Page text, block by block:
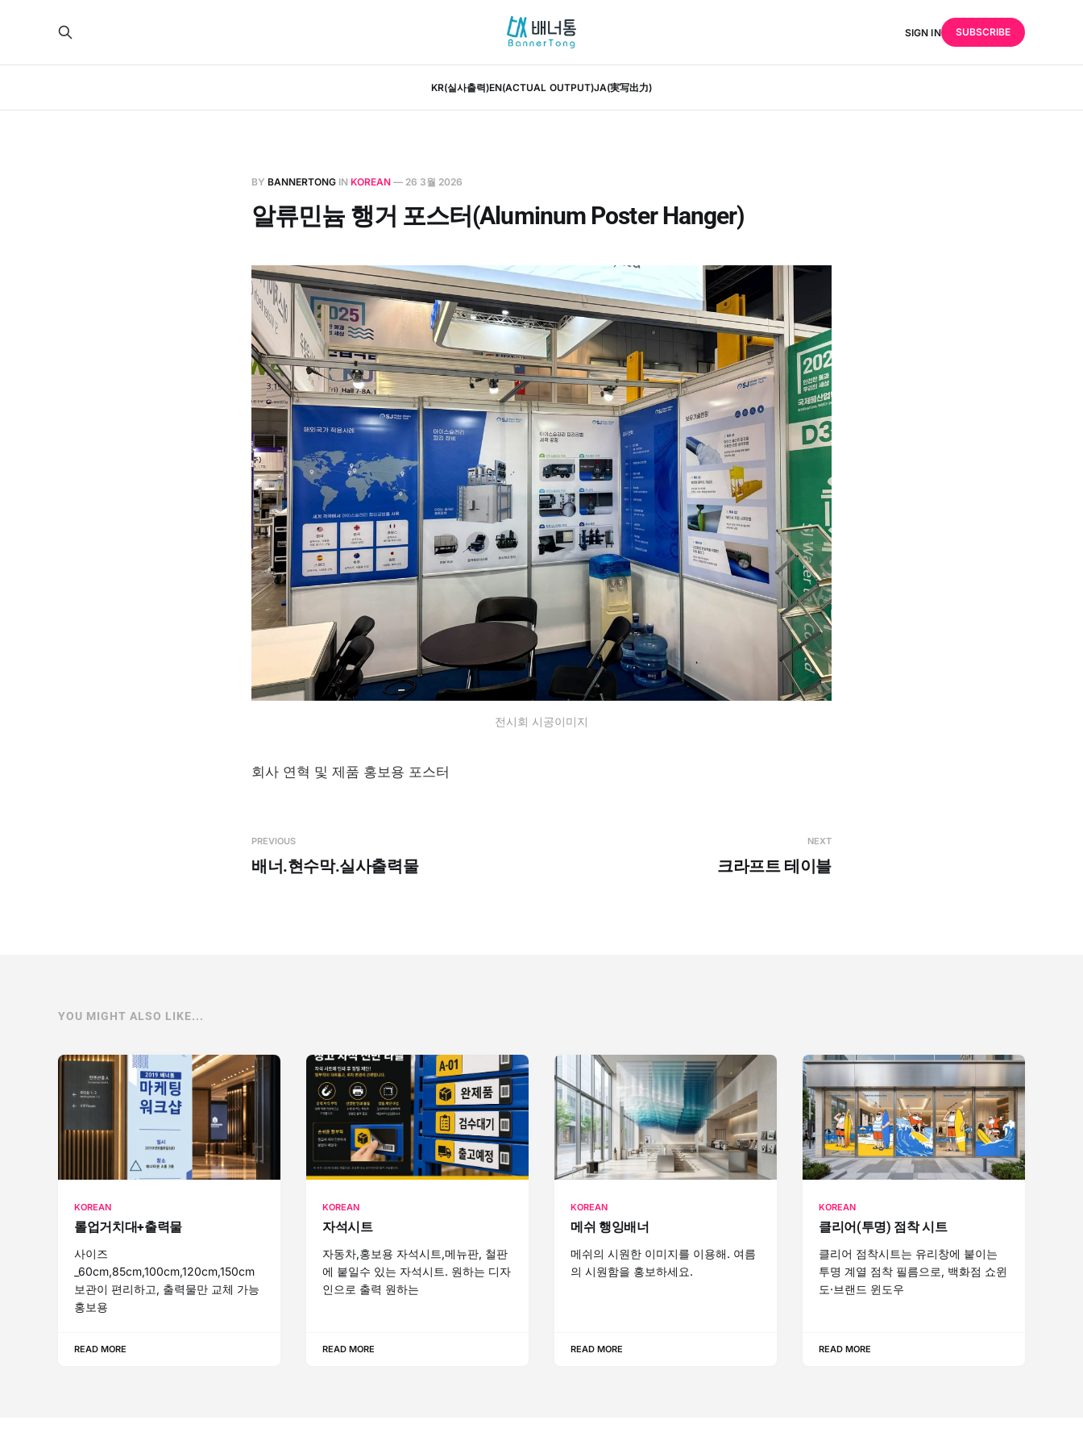
KR(실사출력)EN(ACTUAL OUTPUT)JA(実写出力)
SIGN IN SUBSCRIBE
BY BANNERTONG IN KOREAN — 26 3월 2026
알류민늄 행거 포스터(Aluminum Poster Hanger)
전시회 시공이미지
회사 연혁 및 제품 홍보용 포스터
PREVIOUS
배너.현수막.실사출력물
NEXT
크라프트 테이블
YOU MIGHT ALSO LIKE...
KOREAN
롤업거치대+출력물
사이즈
_60cm,85cm,100cm,120cm,150cm
보관이 편리하고, 출력물만 교체 가능
홍보용
READ MORE
KOREAN
자석시트
자동차,홍보용 자석시트,메뉴판, 철판
에 붙일수 있는 자석시트. 원하는 디자
인으로 출력 원하는
READ MORE
KOREAN
메쉬 행잉배너
메쉬의 시원한 이미지를 이용해. 여름
의 시원함을 홍보하세요.
READ MORE
KOREAN
클리어(투명) 점착 시트
클리어 점착시트는 유리창에 붙이는
투명 계열 점착 필름으로, 백화점 쇼윈
도·브랜드 윈도우
READ MORE